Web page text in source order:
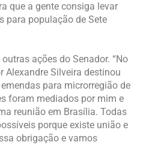
que a gente consiga levar
para população de Sete
ações do Senador. “No
Alexandre Silveira destinou
para microrregião de
foram mediados por mim e
reunião em Brasília. Todas
porque existe união e
obrigação e vamos